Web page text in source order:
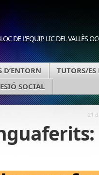
DE L'EQUIP LIC DEL VALLÈS
D’ENTORN
TUTORS/ES
SOCIAL
21